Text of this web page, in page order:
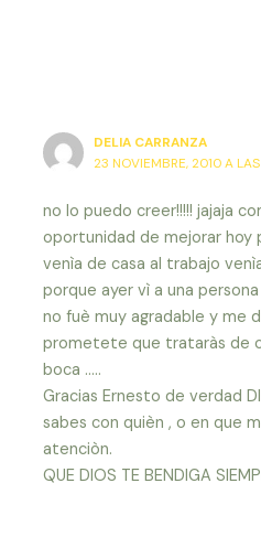
DELIA CARRANZA
23 NOVIEMBRE, 2010 A
no lo puedo creer!!!!! jajaja
oportunidad de mejorar hoy
venìa de casa al trabajo
porque ayer vì a una
no fuè muy agradable y me
prometete que trataràs de
boca …..
Gracias Ernesto de verdad
sabes con quièn , o en que
atenciòn.
QUE DIOS TE BENDIGA